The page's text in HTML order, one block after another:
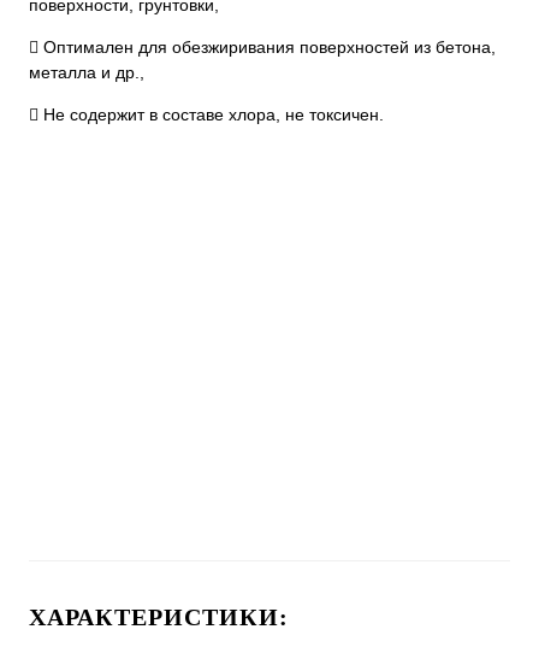
поверхности, грунтовки,
 Оптимален для обезжиривания поверхностей из бетона,
металла и др.,
 Не содержит в составе хлора, не токсичен.
ХАРАКТЕРИСТИКИ: